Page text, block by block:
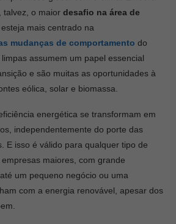
talvez, o maior desafio na área de
esteja mais centrado na
mudanças de comportamento do
assumem um papel essencial
e são muitas as oportunidades à
eólica, solar e biomassa.
energética se transformam em
independentemente do porte das
E isso é válido para qualquer tipo de
maiores, com grande
um pequeno negócio ou uma
com a energia renovável, apesar dos